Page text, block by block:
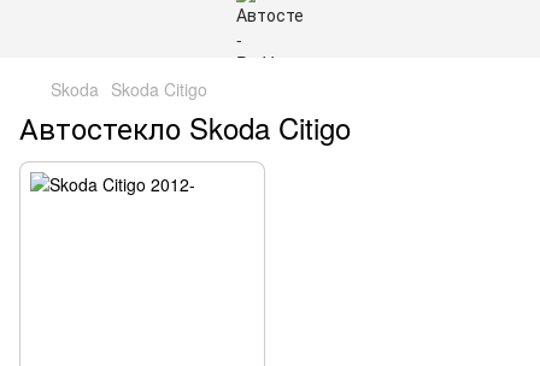
Skoda Skoda Citigo
Автостекло Skoda Citigo